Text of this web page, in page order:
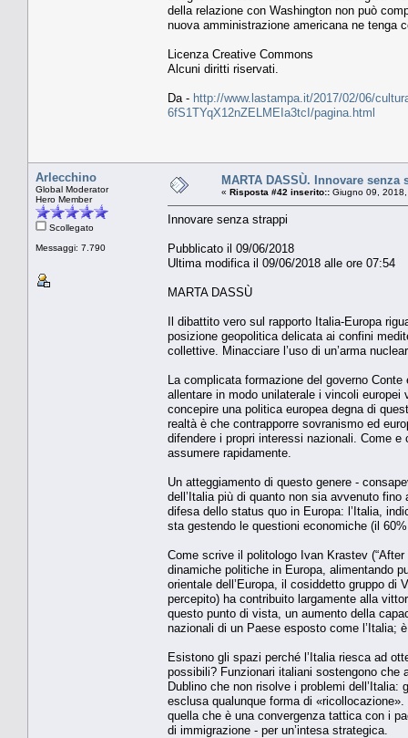
della relazione con Washington non può
nuova amministrazione americana ne tenga
Licenza Creative Commons
Alcuni diritti riservati.
Da - http://www.lastampa.it/2017/02/06/
6fS1TYqX12nZELMEIa3tcI/pagina.html
Arlecchino
Global Moderator
Hero Member
Scollegato
Messaggi: 7.790
MARTA DASSÙ. Innovare senza
« Risposta #42 inserito:: Giugno 09,
Innovare senza strappi
Pubblicato il 09/06/2018
Ultima modifica il 09/06/2018 alle ore 07:54
MARTA DASSÙ
Il dibattito vero sul rapporto Italia-Europa
posizione geopolitica delicata ai confini
collettive. Minacciare l’uso di un’arma
La complicata formazione del governo
allentare in modo unilaterale i vincoli
concepire una politica europea degna di
realtà è che contrapporre sovranismo ed
difendere i propri interessi nazionali. Come
assumere rapidamente.
Un atteggiamento di questo genere -
dell’Italia più di quanto non sia avvenuto
difesa dello status quo in Europa: l’Italia,
sta gestendo le questioni economiche (il
Come scrive il politologo Ivan Krastev
dinamiche politiche in Europa, alimentando
orientale dell’Europa, il cosiddetto gruppo di
percepito) ha contribuito largamente alla
questo punto di vista, un aumento della
nazionali di un Paese esposto come l’Italia;
Esistono gli spazi perché l’Italia riesca ad
possibili? Funzionari italiani sostengono che
Dublino che non risolve i problemi dell’Italia:
esclusa qualunque forma di
quella che è una convergenza tattica con i
di immigrazione - per un’intesa strategica.